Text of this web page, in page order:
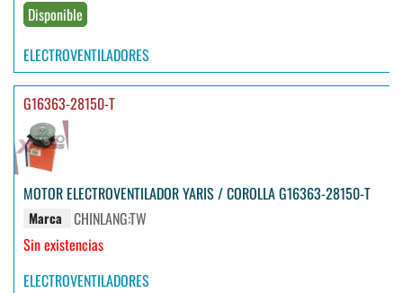
Disponible
ELECTROVENTILADORES
G16363-28150-T
MOTOR ELECTROVENTILADOR YARIS / COROLLA G16363-28150-T
Marca
CHINLANG:TW
Sin existencias
ELECTROVENTILADORES